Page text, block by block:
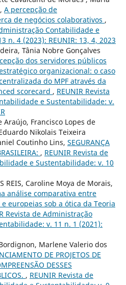
A percepção de
de negócios colaborativos ,
Contabilidade e
n. 4 (2023): REUNIR: 13, 4, 2023
Tânia Nobre Gonçalves
dos servidores públicos
organizacional: o caso
do MPF através da
scorecard , REUNIR Revista
e Sustentabilidade: v.
Araújo, Francisco Lopes de
Nikolais Teixeira
Coutinho Lins, SEGURANÇA
, REUNIR Revista de
e Sustentabilidade: v. 10
REIS, Caroline Moya de Morais,
análise comparativa entre
europeias sob a ótica da Teoria
Revista de Administração
v. 11 n. 1 (2021):
Marlene Valerio dos
DE PROJETOS DE
DESSES
, REUNIR Revista de